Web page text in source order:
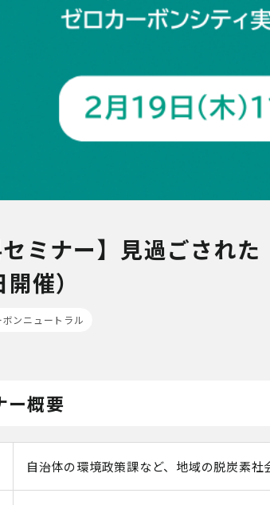
セミナー】見過ごされ
催）
ンニュートラル
ー概要
自治体の環境政策課など、地域の脱炭素